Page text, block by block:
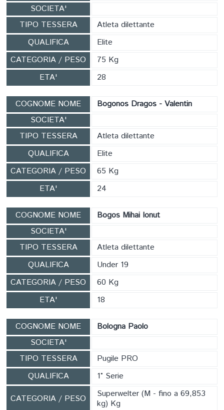
SOCIETA'
TIPO TESSERA
Atleta dilettante
QUALIFICA
Elite
CATEGORIA / PESO
75 Kg
ETA'
28
COGNOME NOME
Bogonos Dragos - Valentin
SOCIETA'
TIPO TESSERA
Atleta dilettante
QUALIFICA
Elite
CATEGORIA / PESO
65 Kg
ETA'
24
COGNOME NOME
Bogos Mihai Ionut
SOCIETA'
TIPO TESSERA
Atleta dilettante
QUALIFICA
Under 19
CATEGORIA / PESO
60 Kg
ETA'
18
COGNOME NOME
Bologna Paolo
SOCIETA'
TIPO TESSERA
Pugile PRO
QUALIFICA
1° Serie
CATEGORIA / PESO
Superwelter (M - fino a 69,853
kg) Kg